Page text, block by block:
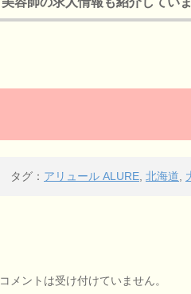
タグ： アリュール ALURE 北海道
コメントは受け付けていません。